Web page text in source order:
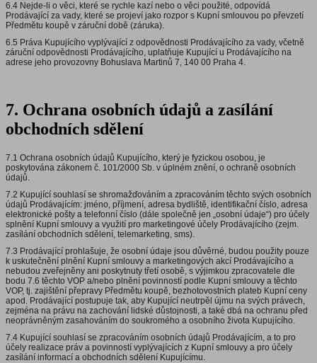
6.4 Nejde-li o věci, které se rychle kazí nebo o věci použité, odpovídá
Prodávající za vady, které se projeví jako rozpor s Kupní smlouvou po převzetí
Předmětu koupě v záruční době (záruka).
6.5 Práva Kupujícího vyplývající z odpovědnosti Prodávajícího za vady, včetně
záruční odpovědnosti Prodávajícího, uplatňuje Kupující u Prodávajícího na
adrese jeho provozovny Bohuslava Martinů 7, 140 00 Praha 4.
7. Ochrana osobních údajů a zasílání
obchodních sdělení
7.1 Ochrana osobních údajů Kupujícího, který je fyzickou osobou, je
poskytována zákonem č. 101/2000 Sb. v úplném znění, o ochraně osobních
údajů.
7.2 Kupující souhlasí se shromažďováním a zpracováním těchto svých osobních
údajů Prodávajícím: jméno, příjmení, adresa bydliště, identifikační číslo, adresa
elektronické pošty a telefonní číslo (dále společně jen „osobní údaje“) pro účely
splnění Kupní smlouvy a využití pro marketingové účely Prodávajícího (zejm.
zasílání obchodních sdělení, telemarketing, sms).
7.3 Prodávající prohlašuje, že osobní údaje jsou důvěrné, budou použity pouze
k uskutečnění plnění Kupní smlouvy a marketingových akcí Prodávajícího a
nebudou zveřejněny ani poskytnuty třetí osobě, s výjimkou zpracovatele dle
bodu 7.6 těchto VOP a/nebo plnění povinností podle Kupní smlouvy a těchto
VOP, tj. zajištění přepravy Předmětu koupě, bezhotovostních plateb Kupní ceny
apod. Prodávající postupuje tak, aby Kupující neutrpěl újmu na svých právech,
zejména na právu na zachování lidské důstojnosti, a také dbá na ochranu před
neoprávněným zasahováním do soukromého a osobního života Kupujícího.
7.4 Kupující souhlasí se zpracováním osobních údajů Prodávajícím, a to pro
účely realizace práv a povinností vyplývajících z Kupní smlouvy a pro účely
zasílání informací a obchodních sdělení Kupujícímu.